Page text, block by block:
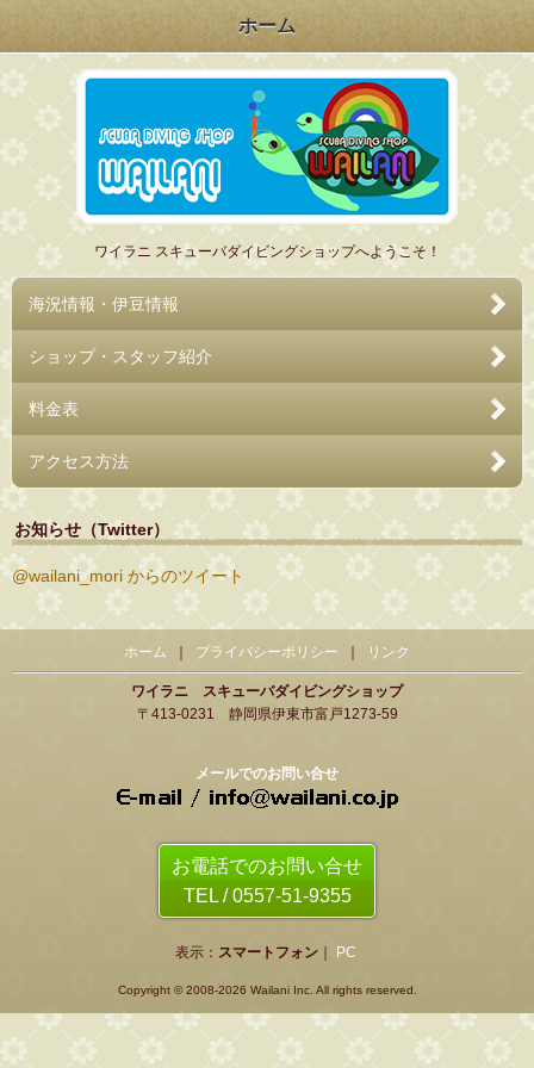
ホーム
ワイラニ スキューバダイビングショップへようこそ！
海況情報・伊豆情報
ショップ・スタッフ紹介
料金表
アクセス方法
お知らせ（Twitter）
@wailani_mori からのツイート
ホーム プライバシーポリシー リンク
ワイラニ スキューバダイビングショップ
〒413-0231 静岡県伊東市富戸1273-59
メールでのお問い合せ
お電話でのお問い合せ
TEL / 0557-51-9355
表示： スマートフォン｜ PC
Copyright © 2008-2026 Wailani Inc. All rights reserved.